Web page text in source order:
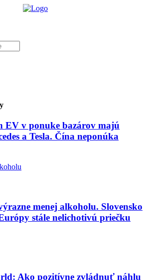
EV v ponuke bazárov majú
a Tesla. Čína neponúka
menej alkoholu. Slovensko
stále nelichotivú priečku
Ako pozitívne zvládnuť náhlu